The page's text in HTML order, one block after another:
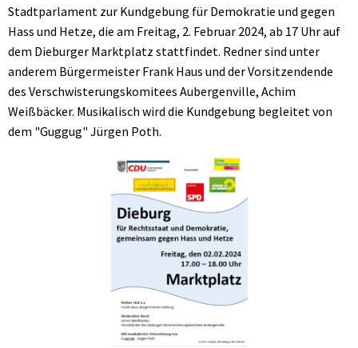
Stadtparlament zur Kundgebung für Demokratie und gegen
Hass und Hetze, die am Freitag, 2. Februar 2024, ab 17 Uhr auf
dem Dieburger Marktplatz stattfindet. Redner sind unter
anderem Bürgermeister Frank Haus und der Vorsitzendende
des Verschwisterungskomitees Aubergenville, Achim
Weißbäcker. Musikalisch wird die Kundgebung begleitet von
dem "Guggug" Jürgen Poth.